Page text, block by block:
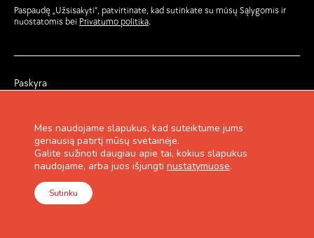
Paspaudę „Užsisakyti“, patvirtinate, kad sutinkate su mūsų Sąlygomis ir
nuostatomis bei Privatumo politika.
Paskyra
Pirkimo taisyklės
Lojalumo programa
Kontaktai
Mes naudojame slapukus, kad suteiktume jums
geriausią patirtį mūsų svetainėje.
Galite sužinoti daugiau apie tai, kokius slapukus
naudojame, arba juos išjungti nustatymuose.
Sutinku